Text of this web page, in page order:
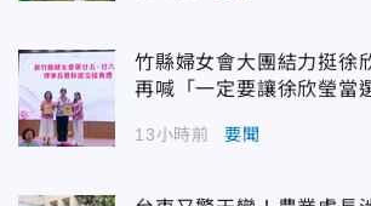
竹縣婦女會大團結力挺
再喊「一定要讓徐欣瑩當
13小時前 要聞